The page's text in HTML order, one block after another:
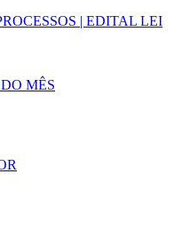
| EDITAL LEI
MÊS